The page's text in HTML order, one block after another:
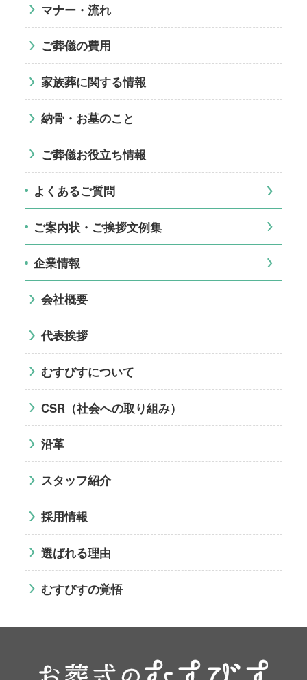
マナー・流れ
ご葬儀の費用
家族葬に関する情報
納骨・お墓のこと
ご葬儀お役立ち情報
よくあるご質問
ご案内状・ご挨拶文例集
企業情報
会社概要
代表挨拶
むすびすについて
CSR（社会への取り組み）
沿革
スタッフ紹介
採用情報
選ばれる理由
むすびすの覚悟